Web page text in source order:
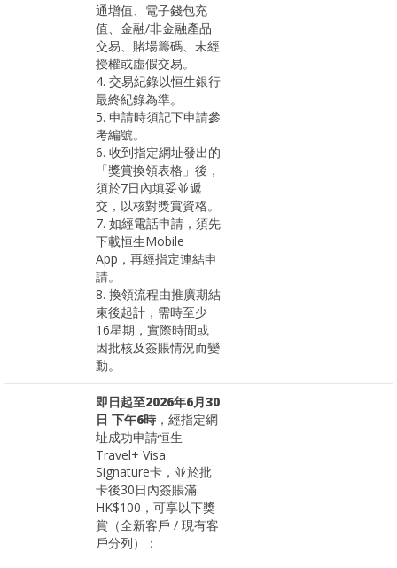
通增值、電子錢包充
值、金融/非金融產品
交易、賭場籌碼、未經
授權或虛假交易。
4. 交易紀錄以恒生銀行
最終紀錄為準。
5. 申請時須記下申請參
考編號。
6. 收到指定網址發出的
「獎賞換領表格」後，
須於7日內填妥並遞
交，以核對獎賞資格。
7. 如經電話申請，須先
下載恒生Mobile
App，再經指定連結申
請。
8. 換領流程由推廣期結
束後起計，需時至少
16星期，實際時間或
因批核及簽賬情況而變
動。
即日起至2026年6月30
日 下午6時 ，經指定網
址成功申請恒生
Travel+ Visa
Signature卡，並於批
卡後30日內簽賬滿
HK$100，可享以下獎
賞（全新客戶 / 現有客
戶分列）：